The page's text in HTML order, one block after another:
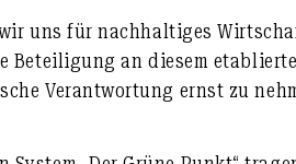
uns für nachhaltiges
Beteiligung an diesem
Verantwortung ernst zu